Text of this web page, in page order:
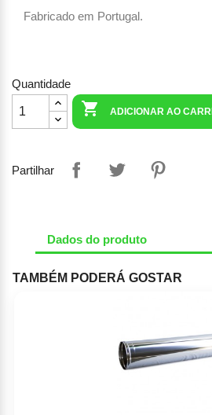
Fabricado em Portugal.
Quantidade
 ADICIONAR AO
Partilhar
Dados do produto
TAMBÉM PODERÁ GOSTAR